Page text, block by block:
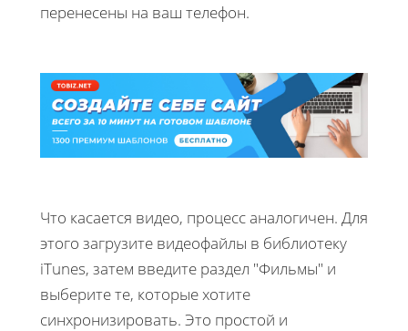
перенесены на ваш телефон.
Что касается видео, процесс аналогичен. Для
этого загрузите видеофайлы в библиотеку
iTunes, затем введите раздел "Фильмы" и
выберите те, которые хотите
синхронизировать. Это простой и